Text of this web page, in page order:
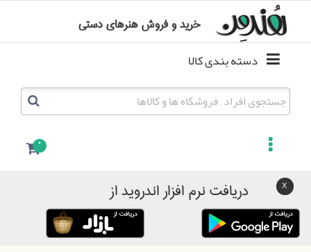
0
خرید و فروش هنرهای دستی
دریافت نرم افزار اندروید از